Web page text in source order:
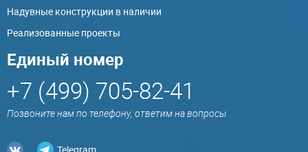
Надувные конструкции в наличии
Реализованные проекты
Единый номер
+7 (499) 705-82-41
Позвоните нам по телефону, ответим на вопросы